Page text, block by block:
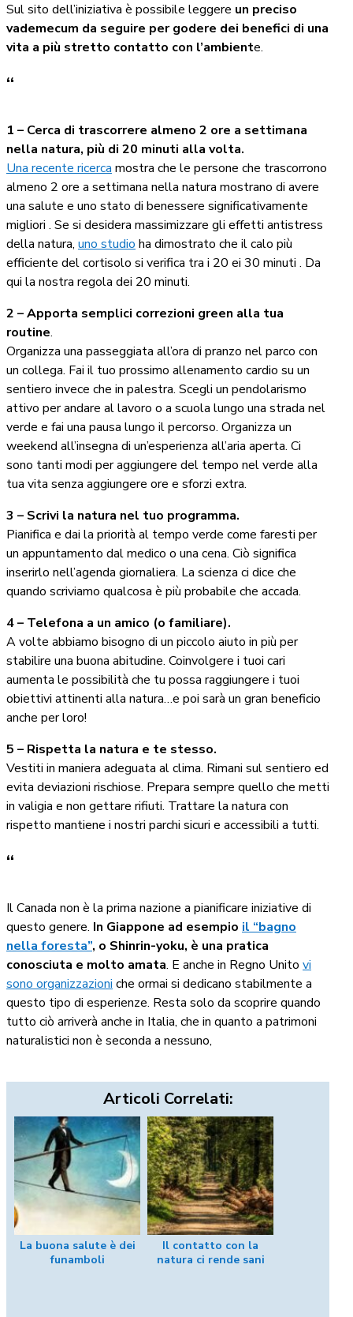
Sul sito dell’iniziativa è possibile leggere un preciso
vademecum da seguire per godere dei benefici di una
vita a più stretto contatto con l’ambiente.
“
1 – Cerca di trascorrere almeno 2 ore a settimana
nella natura, più di 20 minuti alla volta.
Una recente ricerca mostra che le persone che trascorrono
almeno 2 ore a settimana nella natura mostrano di avere
una salute e uno stato di benessere significativamente
migliori . Se si desidera massimizzare gli effetti antistress
della natura, uno studio ha dimostrato che il calo più
efficiente del cortisolo si verifica tra i 20 ei 30 minuti . Da
qui la nostra regola dei 20 minuti.
2 – Apporta semplici correzioni green alla tua
routine.
Organizza una passeggiata all’ora di pranzo nel parco con
un collega. Fai il tuo prossimo allenamento cardio su un
sentiero invece che in palestra. Scegli un pendolarismo
attivo per andare al lavoro o a scuola lungo una strada nel
verde e fai una pausa lungo il percorso. Organizza un
weekend all’insegna di un’esperienza all’aria aperta. Ci
sono tanti modi per aggiungere del tempo nel verde alla
tua vita senza aggiungere ore e sforzi extra.
3 – Scrivi la natura nel tuo programma.
Pianifica e dai la priorità al tempo verde come faresti per
un appuntamento dal medico o una cena. Ciò significa
inserirlo nell’agenda giornaliera. La scienza ci dice che
quando scriviamo qualcosa è più probabile che accada.
4 – Telefona a un amico (o familiare).
‍A volte abbiamo bisogno di un piccolo aiuto in più per
stabilire una buona abitudine. Coinvolgere i tuoi cari
aumenta le possibilità che tu possa raggiungere i tuoi
obiettivi attinenti alla natura…e poi sarà un gran beneficio
anche per loro!
5 – Rispetta la natura e te stesso.
‍Vestiti in maniera adeguata al clima. Rimani sul sentiero ed
evita deviazioni rischiose. Prepara sempre quello che metti
in valigia e non gettare rifiuti. Trattare la natura con
rispetto mantiene i nostri parchi sicuri e accessibili a tutti.
“
Il Canada non è la prima nazione a pianificare iniziative di
questo genere. In Giappone ad esempio il “bagno
nella foresta”, o Shinrin-yoku, è una pratica
conosciuta e molto amata. E anche in Regno Unito vi
sono organizzazioni che ormai si dedicano stabilmente a
questo tipo di esperienze. Resta solo da scoprire quando
tutto ciò arriverà anche in Italia, che in quanto a patrimoni
naturalistici non è seconda a nessuno,
Articoli Correlati:
La buona salute è dei
funamboli
Il contatto con la
natura ci rende sani